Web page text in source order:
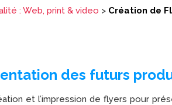
: Web, print & video > Création de
des futurs
et l’impression de flyers pour